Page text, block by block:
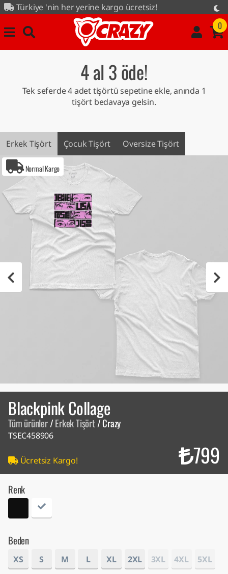
her yerine kargo ücretsiz!
tüm ürünlerde...
0
4 al 3 öde!
Tek seferde 4 adet tişörtü sepetine ekle, anında 1
tişört bedavaya gelsin.
Erkek Tişört Çocuk Tişört Oversize Tişört
Normal Kargo
Blackpink Collage
Tüm ürünler/Erkek Tişört/Crazy
TSEC458906
799
Ücretsiz Kargo!
Renk
Beden
XS S M L XL 2XL 3XL 4XL 5XL